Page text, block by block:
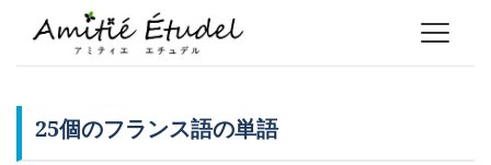
25個のフランス語の単語